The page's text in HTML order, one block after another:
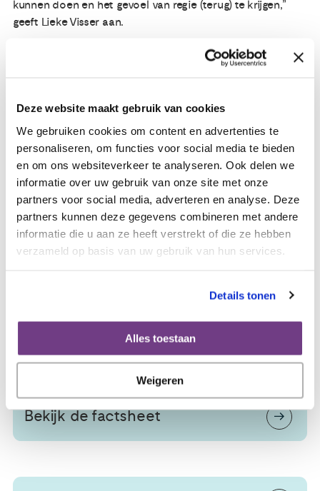
Deze website maakt gebruik van cookies
We gebruiken cookies om content en advertenties te
personaliseren, om functies voor social media te bieden
en om ons websiteverkeer te analyseren. Ook delen we
informatie over uw gebruik van onze site met onze
partners voor social media, adverteren en analyse. Deze
partners kunnen deze gegevens combineren met andere
informatie die u aan ze heeft verstrekt of die ze hebben
verzameld op basis van uw gebruik van hun services.
Details tonen
Alles toestaan
Weigeren
kunnen doen en het gevoel van regie (terug) te krijgen,”
geeft Lieke Visser aan.
in de afgelopen vijf jaar kregen, leefstijl vaker besproken
werd, dan bij mensen die eerder gediagnosticeerd zijn. Bij
deze groep vond dat gesprek ook vaker plaats tussen
diagnose en start van de behandeling. Dit is een positieve
ontwikkeling en we hopen dat dit verder doorzet”, aldus
Visser.
In samenwerking met KWF zet NFK zich in voor het
toegankelijker maken van een breed en betrouwbaar
2023 inzet om leefstijl een integraal onderdeel te maken
van de curatieve zorg. Zij vraagt aandacht voor het
gewoner en makkelijker maken van leefstijl in de
spreekkamer zowel voor patiënten als professionals.
Bekijk de factsheet